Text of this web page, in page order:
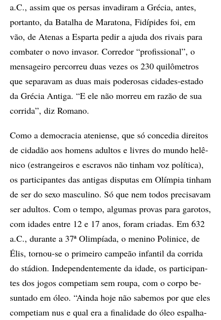
a.C., as­sim que os per­sas in­va­di­ram a Gré­cia, an­tes,
por­tan­to, da Ba­ta­lha de Ma­ra­to­na, Fi­dí­pi­des foi, em
vão, de Ate­nas a Es­par­ta pe­dir a aju­da dos ri­vais para
com­ba­ter o novo in­va­sor. Cor­re­dor “pro­fis­si­o­nal”, o
men­sa­gei­ro per­cor­reu duas ve­zes os 230 qui­lô­me­tros
que se­pa­ra­vam as duas mais po­de­ro­sas ci­da­des-es­ta­do
da Gré­cia An­ti­ga. “E ele não mor­reu em ra­zão de sua
cor­ri­da”, diz Ro­ma­no.
Como a de­mo­cra­cia ate­ni­en­se, que só con­ce­dia di­rei­tos
de ci­da­dão aos ho­mens adul­tos e li­vres do mun­do he­lê­
ni­co (es­tran­gei­ros e es­cra­vos não ti­nham voz po­lí­ti­ca),
os par­ti­ci­pan­tes das an­ti­gas dis­pu­tas em Olím­pia ti­nham
de ser do sexo mas­cu­li­no. Só que nem to­dos pre­ci­sa­vam
ser adul­tos. Com o tem­po, al­gu­mas pro­vas para ga­ro­tos,
com ida­des en­tre 12 e 17 anos, fo­ram cri­a­das. Em 632
a.C., du­ran­te a 37ª Olim­pí­a­da, o me­ni­no Po­li­ni­ce, de
Élis, tor­nou-se o pri­mei­ro cam­pe­ão in­fan­til da cor­ri­da
do stá­di­on. In­de­pen­den­te­men­te da ida­de, os par­ti­ci­pan­
tes dos jo­gos com­pe­ti­am sem rou­pa, com o cor­po be­
sun­ta­do em óleo. “Ain­da hoje não sa­be­mos por­ que eles
com­pe­ti­am nus e qual era a fi­na­li­da­de do óleo es­pa­lha­